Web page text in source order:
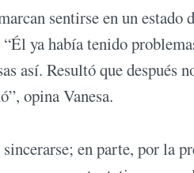
sentirse en un estado
ya había tenido
así. Resultó que después
opina Vanesa.
en parte, por la